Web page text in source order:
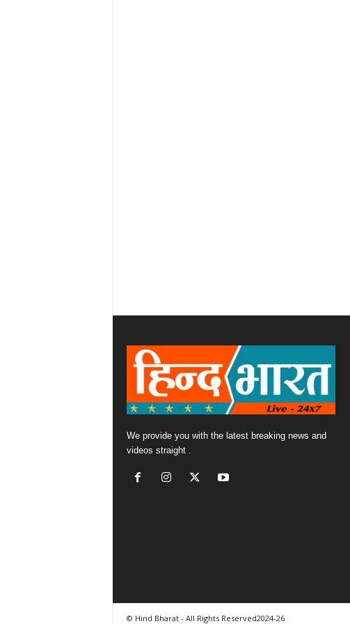
We provide you with the latest breaking news and
videos straight .
© Hind Bharat - All Rights Reserved2024-26